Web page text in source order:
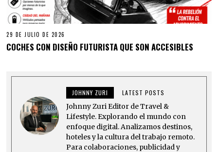
29 DE JULIO DE 2026
COCHES CON DISEÑO FUTURISTA QUE SON ACCESIBLES
JOHNNY ZURI LATEST POSTS
Johnny Zuri Editor de Travel &
Lifestyle. Explorando el mundo con
enfoque digital. Analizamos destinos,
hoteles y la cultura del trabajo remoto.
Para colaboraciones, publicidad y